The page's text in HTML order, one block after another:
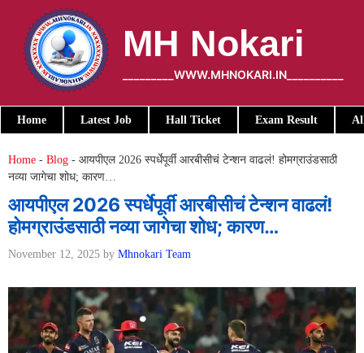
content
MH Nokari
_________WWW.MHNOKARI.IN__________
Home Latest Job Hall Ticket Exam Result
Home - Blog - आयपीएल 2026 स्पर्धेपूर्वी आरबीसीचं टेन्शन वाढलं! होमग्राउंडसाठी
नव्या जागेचा शोध; कारण…
आयपीएल 2026 स्पर्धेपूर्वी आरबीसीचं टेन्शन वाढलं!
होमग्राउंडसाठी नव्या जागेचा शोध; कारण…
November 12, 2025 by Mhnokari Team